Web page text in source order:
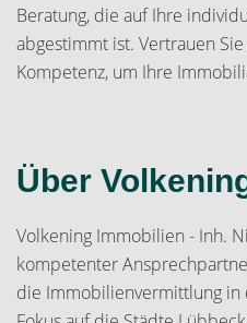
Beratung, die auf Ihre
abgestimmt ist. Vertrauen
Kompetenz, um Ihre
Über
Volkening Immobilien - Inh.
kompetenter
die Immobilienvermittlung in